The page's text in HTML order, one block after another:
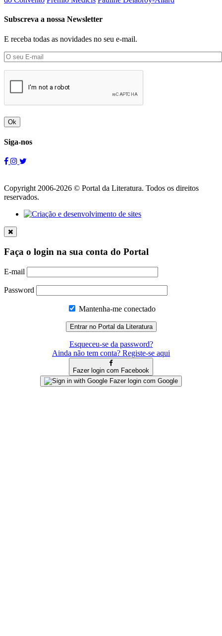
Subscreva a nossa Newsletter
E receba todas as novidades no seu e-mail.
Ok
Siga-nos
Copyright 2006-2026 © Portal da Literatura. Todos os direitos
reservados.
Faça o login na sua conta do Portal
E-mail
Password
Mantenha-me conectado
Esqueceu-se da password?
Ainda não tem conta? Registe-se aqui
Fazer login com Facebook
Fazer login com Google